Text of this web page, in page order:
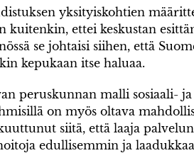
yksityiskohtien
kuitenkin, ettei keskustan
se johtaisi siihen, että
kepukaan itse haluaa.
peruskunnan malli sosiaali-
on myös oltava
siitä, että laaja
edullisemmin ja